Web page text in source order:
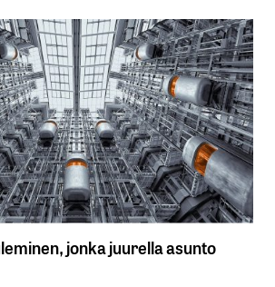
jonka juurella asunto